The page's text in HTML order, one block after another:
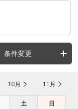
条件変更
10月 11月
土 日